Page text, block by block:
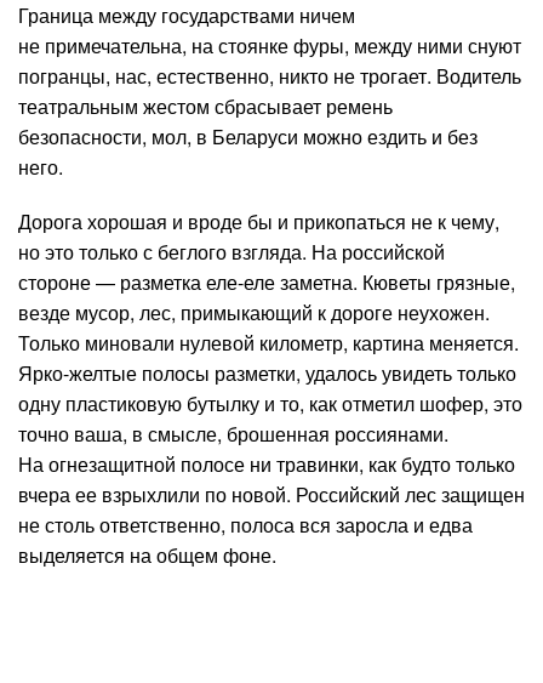
Граница между государствами ничем
не примечательна, на стоянке фуры, между ними снуют
погранцы, нас, естественно, никто не трогает. Водитель
театральным жестом сбрасывает ремень
безопасности, мол, в Беларуси можно ездить и без
него.
Дорога хорошая и вроде бы и прикопаться не к чему,
но это только с беглого взгляда. На российской
стороне — разметка еле-еле заметна. Кюветы грязные,
везде мусор, лес, примыкающий к дороге неухожен.
Только миновали нулевой километр, картина меняется.
Ярко-желтые полосы разметки, удалось увидеть только
одну пластиковую бутылку и то, как отметил шофер, это
точно ваша, в смысле, брошенная россиянами.
На огнезащитной полосе ни травинки, как будто только
вчера ее взрыхлили по новой. Российский лес защищен
не столь ответственно, полоса вся заросла и едва
выделяется на общем фоне.